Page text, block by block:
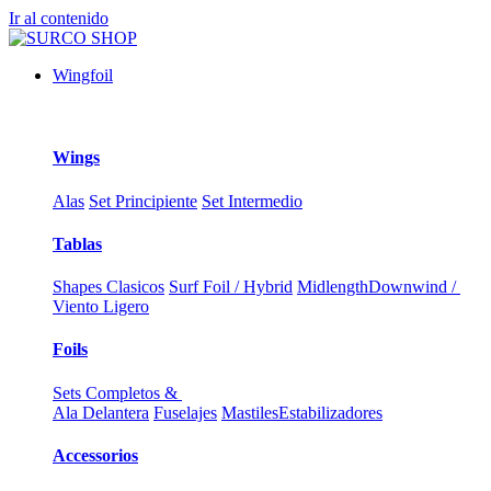
Ir al contenido
Wingfoil
Wings
Alas Set Principiente Set Intermedio
Tablas
Shapes Clasicos Surf Foil / Hybrid MidlengthDownwind /
Viento Ligero
Foils
Sets Completos &
Ala Delantera Fuselajes MastilesEstabilizadores
Accessorios